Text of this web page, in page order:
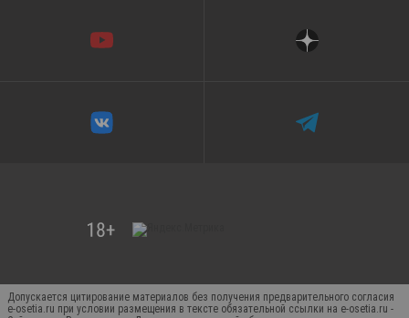
Допускается цитирование материалов без получения предварительного согласия
e-osetia.ru при условии размещения в тексте обязательной ссылки на e-osetia.ru -